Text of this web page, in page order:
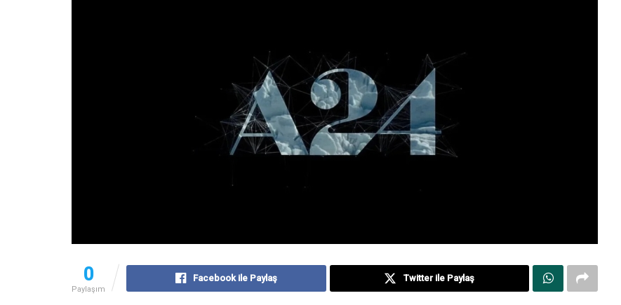
0
Paylaşım
Facebook ile Paylaş Twitter ile Paylaş